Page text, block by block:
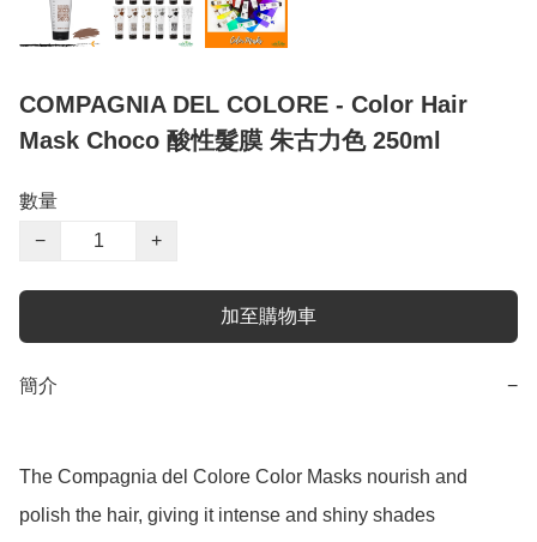
COMPAGNIA DEL COLORE - Color Hair
Mask Choco 酸性髮膜 朱古力色 250ml
數量
−
+
加至購物車
簡介 −
The Compagnia del Colore Color Masks nourish and
polish the hair, giving it intense and shiny shades